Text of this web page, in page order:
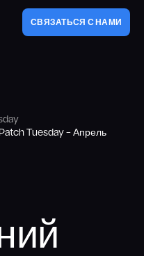
СВЯЗАТЬСЯ С НАМИ
периметра
Tuesday – Апрель